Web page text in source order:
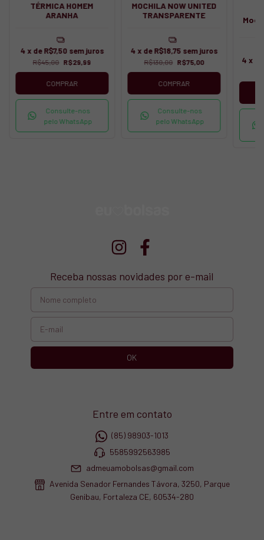
TÉRMICA HOMEM
ARANHA
R$45,00 R$29,99
4x deR$7,50 sem juros
COMPRAR
Consulte-nos
pelo WhatsApp
MOCHILA NOW UNITED
TRANSPARENTE
R$130,00 R$75,00
4 x deR$18,75 sem juros
COMPRAR
Consulte-nos
pelo WhatsApp
4 x
Receba nossas novidades por e-mail
Entre em contato
(85) 98903-1013
5585992563985
admeuamobolsas@gmail.com
Avenida Senador Fernandes Távora, 3250, Parque
Genibau, Fortaleza CE, 60534-280